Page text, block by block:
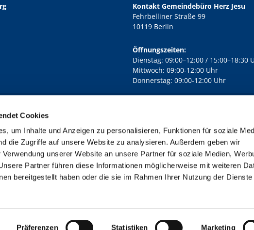
Cookies
um Inhalte und Anzeigen zu personalisieren, Funktionen für soziale
die Zugriffe auf unsere Website zu analysieren. Außerdem geben wir
unserer Website an unsere Partner für soziale Medien,
Partner führen diese Informationen möglicherweise mit weiteren
bereitgestellt haben oder die sie im Rahmen Ihrer Nutzung der Dienste
Präferenzen Statistiken Marketing
Kontakt Gemeindebüro Herz Jesu
Fehrbelliner Straße 99
10119 Berlin
Öffnungszeiten:
Dienstag: 09:00–12:00 / 15:00–18:30
Mittwoch: 09:00-12:00 Uhr
Donnerstag: 09:00-12:00 Uhr
Lichtenberg Berlin-Mitte · Yorckstr. 88C, 10965 Berlin
Kontaktinformationen Impressum